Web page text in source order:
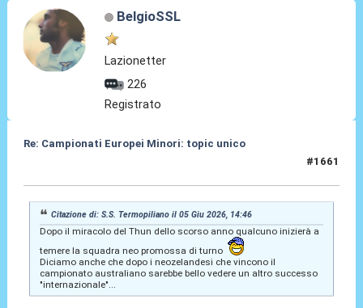
BelgioSSL
Lazionetter
226
Registrato
Re: Campionati Europei Minori: topic unico
#1661
Citazione di: S.S. Termopiliano il 05 Giu 2026, 14:46
Dopo il miracolo del Thun dello scorso anno qualcuno inizierà a
temere la squadra neo promossa di turno
Diciamo anche che dopo i neozelandesi che vincono il
campionato australiano sarebbe bello vedere un altro successo
"internazionale"...